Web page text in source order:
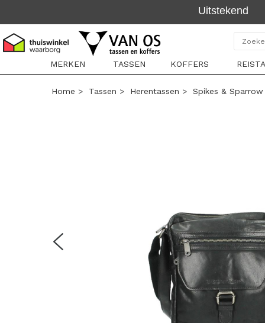
MERKEN
TASSEN KOFFERS
Home > Tassen > Herentassen > Spikes & Sparrow